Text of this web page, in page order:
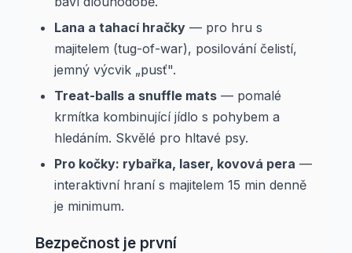
Lana a tahací hračky — pro hru s
majitelem (tug-of-war), posilování čelistí,
jemný výcvik „pusť".
Treat-balls a snuffle mats — pomalé
krmítka kombinující jídlo s pohybem a
hledáním. Skvělé pro hltavé psy.
Pro kočky: rybařka, laser, kovová pera —
interaktivní hraní s majitelem 15 min denně
je minimum.
Bezpečnost je první